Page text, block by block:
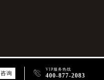
询  VIP服务热线
400-877-2083